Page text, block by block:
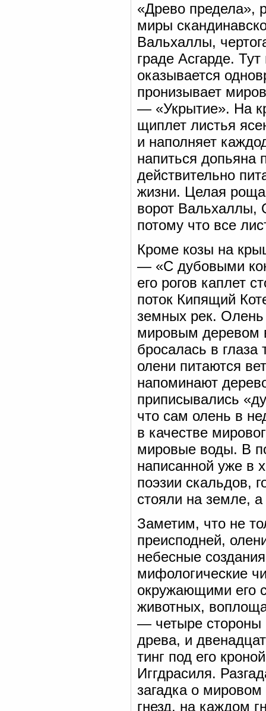
«Древо предела»,
миры
Вальхаллы,
граде Асгарде.
оказывается
пронизывает
— «Укрытие». На
щиплет листья
и наполняет
напиться
действительно
жизни. Целая роща
ворот Вальхаллы,
потому что все
Кроме козы на
— «С дубовыми
его рогов каплет
поток Кипящий
земных рек.
мировым деревом
бросалась в
олени питаются
напоминают
приписывались
что сам олень в
в качестве
мировые воды. В
написанной уже в
поэзии скальдов,
стояли на земле,
Заметим, что не
преисподней,
небесные
мифологические
окружающими его
животных,
— четыре стороны
древа, и
тинг под его
Иггдрасиля.
загадка о
гнезд, на каждом